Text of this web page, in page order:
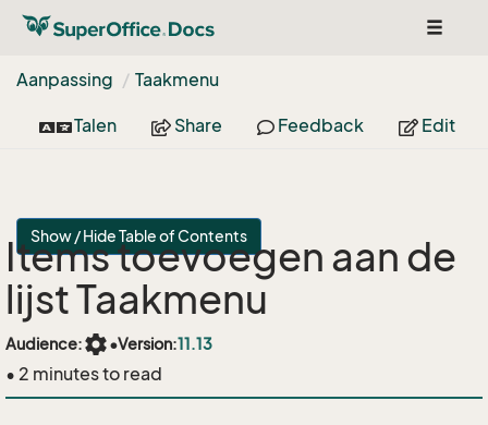
Toggle
Aanpassing
Taakmenu
Talen Share Feedback Edit
Show / Hide Table of Contents
Items toevoegen aan de
lijst Taakmenu
Audience:settings•Version:11.13
• 2 minutes to read